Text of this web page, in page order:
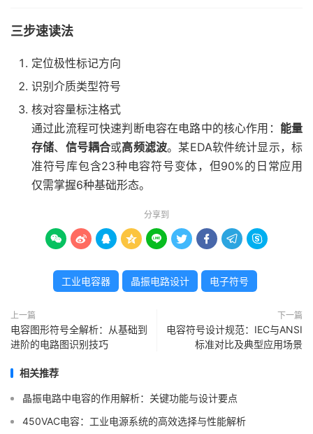
三步速读法
定位极性标记方向
识别介质类型符号
核对容量标注格式
通过此流程可快速判断电容在电路中的核心作用： 能量
存储、 信号耦合或高频滤波。某EDA软件统计显示，标
准符号库包含23种电容符号变体，但90%的日常应用
仅需掌握6种基础形态。
分享到
        
工业电容器 晶振电路设计 电子符号
上一篇
电容图形符号全解析：从基础到
进阶的电路图识别技巧
下一篇
电容符号设计规范：IEC与ANSI
标准对比及典型应用场景
相关推荐
晶振电路中电容的作用解析：关键功能与设计要点
450VAC电容：工业电源系统的高效选择与性能解析